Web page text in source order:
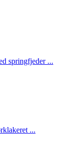
springfjeder ...
...